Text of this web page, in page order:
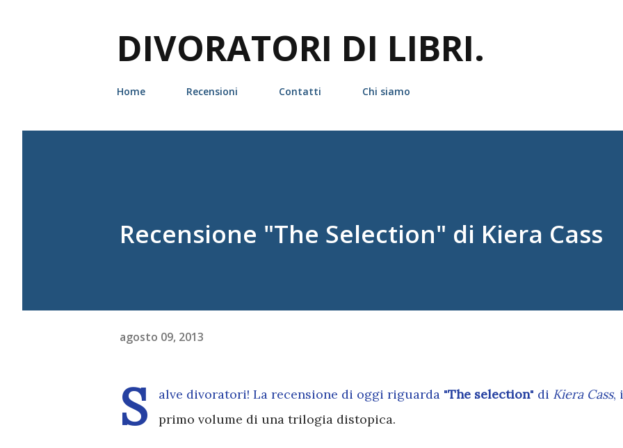
DIVORATORI DI LIBRI.
Home Recensioni Contatti Chi siamo
Recensione "The Selection" di Kiera Cass
agosto 09, 2013
S alve divoratori! La recensione di oggi riguarda "The selection" di Kiera Cass,
primo volume di una trilogia distopica.